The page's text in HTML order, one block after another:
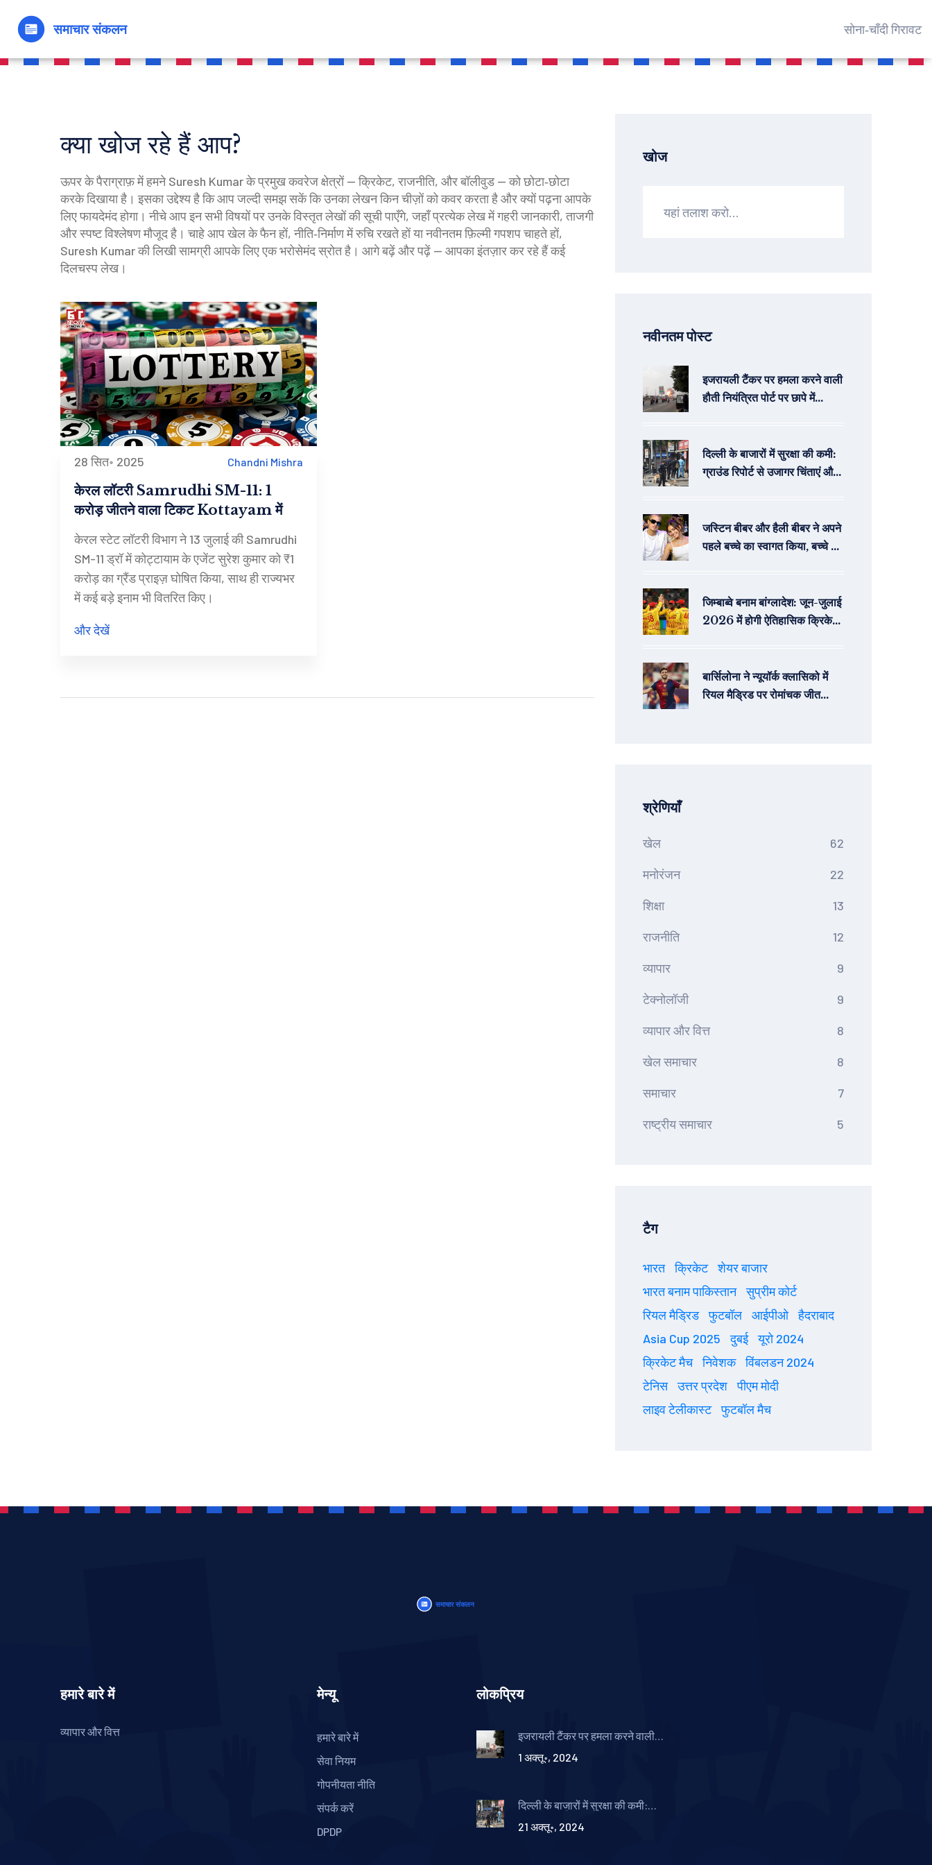
सोना‑चाँदी गिरावट
क्या खोज रहे हैं आप?
ऊपर के पैराग्राफ़ में हमने Suresh Kumar के प्रमुख कवरेज क्षेत्रों — क्रिकेट, राजनीति, और बॉलीवुड — को छोटा‑छोटा
करके दिखाया है। इसका उद्देश्य है कि आप जल्दी समझ सकें कि उनका लेखन किन चीज़ों को कवर करता है और क्यों पढ़ना आपके
लिए फायदेमंद होगा। नीचे आप इन सभी विषयों पर उनके विस्तृत लेखों की सूची पाएँगे, जहाँ प्रत्येक लेख में गहरी जानकारी, ताजगी
और स्पष्ट विश्लेषण मौजूद है। चाहे आप खेल के फैन हों, नीति‑निर्माण में रुचि रखते हों या नवीनतम फ़िल्मी गपशप चाहते हों,
Suresh Kumar की लिखी सामग्री आपके लिए एक भरोसेमंद स्रोत है। आगे बढ़ें और पढ़ें — आपका इंतज़ार कर रहे हैं कई
दिलचस्प लेख।
28 सित॰ 2025 Chandni Mishra
केरल लॉटरी Samrudhi SM-11: 1
करोड़ जीतने वाला टिकट Kottayam में
केरल स्टेट लॉटरी विभाग ने 13 जुलाई की Samrudhi
SM-11 ड्रॉ में कोट्टायाम के एजेंट सुरेश कुमार को ₹1
करोड़ का ग्रैंड प्राइज़ घोषित किया, साथ ही राज्यभर
में कई बड़े इनाम भी वितरित किए।
और देखें
खोज
नवीनतम पोस्ट
इजरायली टैंकर पर हमला करने वाली
हौती नियंत्रित पोर्ट पर छापे में
दिल्ली के बाजारों में सुरक्षा की कमी:
ग्राउंड रिपोर्ट से उजागर चिंताएं और
जस्टिन बीबर और हैली बीबर ने अपने
पहले बच्चे का स्वागत किया, बच्चे का
जिम्बाब्वे बनाम बांग्लादेश: जून-जुलाई
2026 में होगी ऐतिहासिक क्रिकेट
बार्सिलोना ने न्यूयॉर्क क्लासिको में
रियल मैड्रिड पर रोमांचक जीत
श्रेणियाँ
खेल 62
मनोरंजन 22
शिक्षा 13
राजनीति 12
व्यापार 9
टेक्नोलॉजी 9
व्यापार और वित्त 8
खेल समाचार 8
समाचार 7
राष्ट्रीय समाचार 5
टैग
भारत क्रिकेट
शेयर बाजार
भारत बनाम पाकिस्तान
सुप्रीम कोर्ट
रियल मैड्रिड
फुटबॉल आईपीओ
हैदराबाद
Asia Cup 2025
दुबई
यूरो 2024
क्रिकेट मैच
निवेशक
विंबलडन 2024
टेनिस
उत्तर प्रदेश
पीएम मोदी
लाइव टेलीकास्ट
फुटबॉल मैच
हमारे बारे में
व्यापार और वित्त
मेन्यू
हमारे बारे में
सेवा नियम
गोपनीयता नीति
संपर्क करें
DPDP
लोकप्रिय
इजरायली टैंकर पर हमला करने वाली
की भागीदारी
1 अक्तू॰, 2024
दिल्ली के बाजारों में सुरक्षा की कमी:
आवश्यक कदम
21 अक्तू॰, 2024